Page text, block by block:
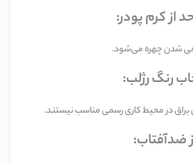
از کرم پودر:
شدن چهره می‌شود.
رنگ رژلب:
براق در محیط کاری رسمی مناسب نیستند.
ضدآفتاب: